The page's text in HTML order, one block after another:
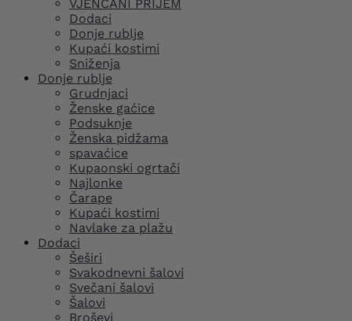
VJENČANI PRIJEM
Dodaci
Donje rublje
Kupaći kostimi
Sniženja
Donje rublje
Grudnjaci
Ženske gaćice
Podsuknje
Ženska pidžama
spavaćice
Kupaonski ogrtači
Najlonke
Čarape
Kupaći kostimi
Navlake za plažu
Dodaci
Šeširi
Svakodnevni šalovi
Svečani šalovi
Šalovi
Broševi